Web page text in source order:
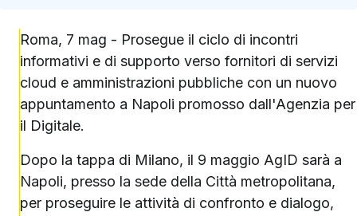
Roma, 7 mag - Prosegue il ciclo di incontri
informativi e di supporto verso fornitori di servizi
cloud e amministrazioni pubbliche con un nuovo
appuntamento a Napoli promosso dall'Agenzia per
il Digitale.
Dopo la tappa di Milano, il 9 maggio AgID sarà a
Napoli, presso la sede della Città metropolitana,
per proseguire le attività di confronto e dialogo,